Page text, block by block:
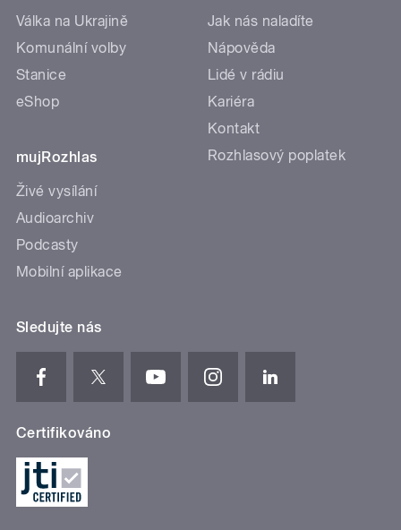
Válka na Ukrajině
Komunální volby
Stanice
eShop
mujRozhlas
Živé vysílání
Audioarchiv
Podcasty
Mobilní aplikace
Jak nás naladíte
Nápověda
Lidé v rádiu
Kariéra
Kontakt
Rozhlasový poplatek
Sledujte nás
Certifikováno